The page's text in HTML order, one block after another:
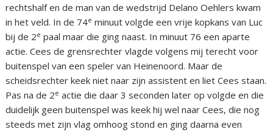
rechtshalf en de man van de wedstrijd Delano Oehlers kwam
in het veld. In de 74e minuut volgde een vrije kopkans van Luc
bij de 2e paal maar die ging naast. In minuut 76 een aparte
actie. Cees de grensrechter vlagde volgens mij terecht voor
buitenspel van een speler van Heinenoord. Maar de
scheidsrechter keek niet naar zijn assistent en liet Cees staan.
Pas na de 2e actie die daar 3 seconden later op volgde en die
duidelijk geen buitenspel was keek hij wel naar Cees, die nog
steeds met zijn vlag omhoog stond en ging daarna even